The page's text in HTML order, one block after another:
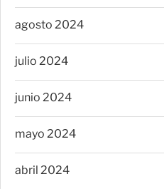
agosto 2024
julio 2024
junio 2024
mayo 2024
abril 2024